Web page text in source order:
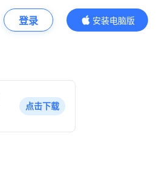
登录
安装电脑版
内容更精彩
点击下载